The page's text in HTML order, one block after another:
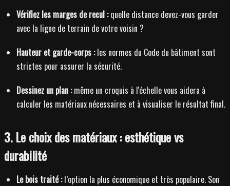
Vérifiez les marges de recul :quelle distance devez-vous garder
avec la ligne de terrain de votre voisin ?
Hauteur et garde-corps :les normes du Code du bâtiment sont
strictes pour assurer la sécurité.
Dessinez un plan :même un croquis à l'échelle vous aidera à
calculer les matériaux nécessaires et à visualiser le résultat final.
3. Le choix des matériaux : esthétique vs
durabilité
Le bois traité :l’option la plus économique et très populaire. Son